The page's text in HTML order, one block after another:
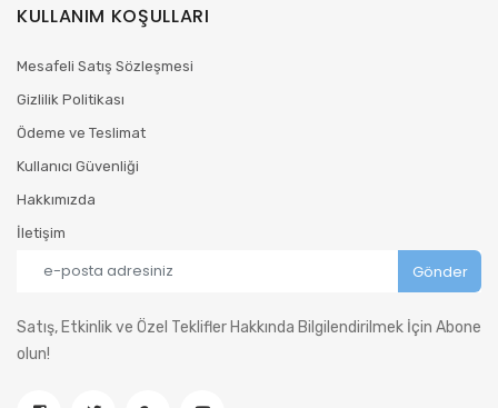
KULLANIM KOŞULLARI
Mesafeli Satış Sözleşmesi
Gizlilik Politikası
Ödeme ve Teslimat
Kullanıcı Güvenliği
Hakkımızda
İletişim
Satış, Etkinlik ve Özel Teklifler Hakkında Bilgilendirilmek İçin Abone
olun!